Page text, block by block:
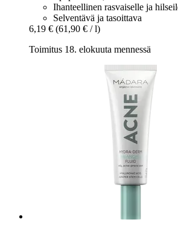
Ihanteellinen rasvaiselle ja
Selventävä ja tasoittava
6,19 € (61,90 € / l)
Toimitus 18. elokuuta mennessä